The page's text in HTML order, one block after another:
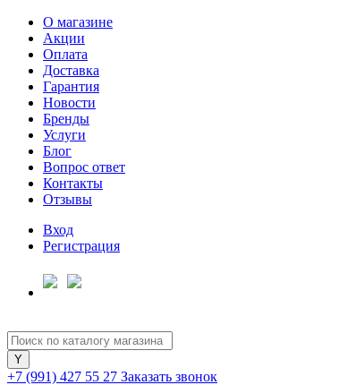
О магазине
Акции
Оплата
Доставка
Гарантия
Новости
Бренды
Услуги
Блог
Вопрос ответ
Контакты
Отзывы
Вход
Регистрация
+7 (991) 427 55 27 Заказать звонок